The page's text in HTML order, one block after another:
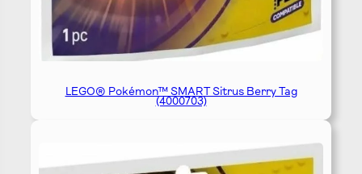
LEGO® Pokémon™ SMART Sitrus Berry Tag
(4000703)